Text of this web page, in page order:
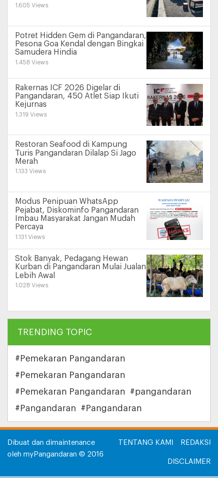
1.605 Views
Potret Hidden Gem di Pangandaran,
Pesona Goa Kendal dengan Bingkai
Samudera Hindia
1.458 Views
Rakernas ICF 2026 Digelar di
Pangandaran, 450 Atlet Siap Ikuti
Kejurnas
1.319 Views
Restoran Seafood di Kampung
Turis Pangandaran Dilalap Si Jago
Merah
1.133 Views
Modus Penipuan WhatsApp
Pejabat, Diskominfo Pangandaran
Imbau Masyarakat Jangan Mudah
Percaya
1.131 Views
Stok Banyak, Pedagang Hewan
Kurban di Pangandaran Mulai Jualan
Lebih Awal
1.028 Views
TRENDING TOPIC
#Pemekaran Pangandaran
#Pemekaran Pangandaran
#Pemekaran Pangandaran
#pangandaran
#Pangandaran
#Pangandaran
Dibuat dan dimaintenance
oleh myPangandaran © 2016
TENTANG KAMI REDAKSI
DISCLAIMER